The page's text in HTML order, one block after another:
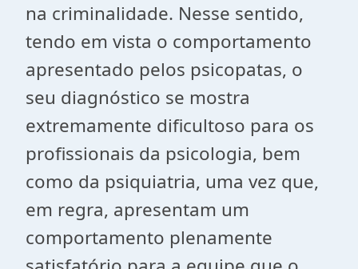
na criminalidade. Nesse sentido,
tendo em vista o comportamento
apresentado pelos psicopatas, o
seu diagnóstico se mostra
extremamente dificultoso para os
profissionais da psicologia, bem
como da psiquiatria, uma vez que,
em regra, apresentam um
comportamento plenamente